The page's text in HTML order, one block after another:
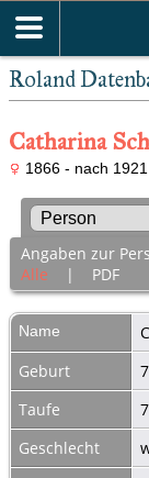
Roland
Catharina
1866 - nach
Angaben zur
Alle | PDF
Name
Geburt
Taufe
Geschlecht